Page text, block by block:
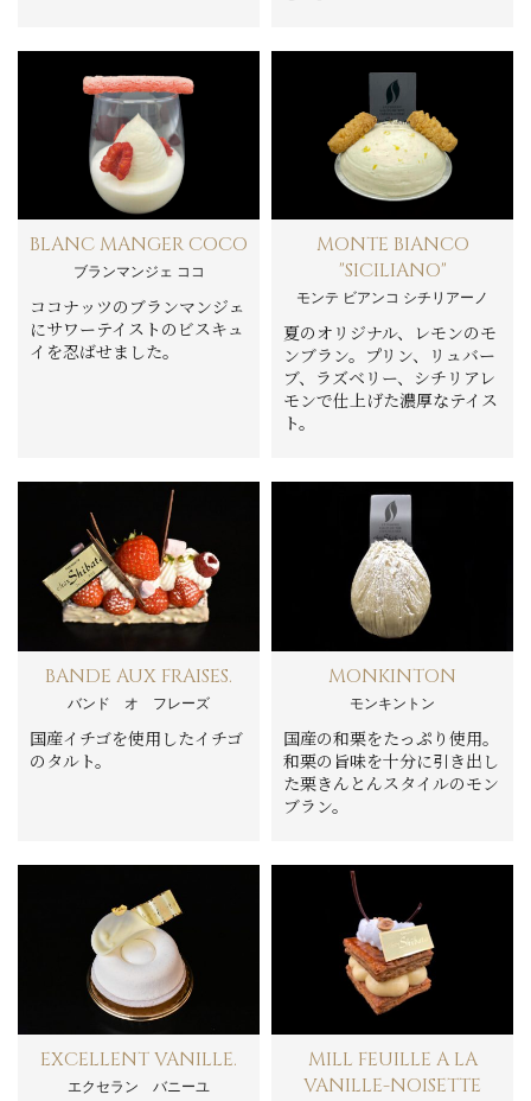
BLANC MANGER COCO
ブランマンジェ ココ
ココナッツのブランマンジェ
にサワーテイストのビスキュ
イを忍ばせました。
MONTE BIANCO
"SICILIANO"
モンテ ビアンコ シチリアーノ
夏のオリジナル、レモンのモ
ンブラン。プリン、リュバー
ブ、ラズベリー、シチリアレ
モンで仕上げた濃厚なテイス
ト。
BANDE AUX FRAISES.
バンド オ フレーズ
国産イチゴを使用したイチゴ
のタルト。
MONKINTON
モンキントン
国産の和栗をたっぷり使用。
和栗の旨味を十分に引き出し
た栗きんとんスタイルのモン
ブラン。
EXCELLENT VANILLE.
エクセラン バニーユ
MILL FEUILLE A LA
VANILLE-NOISETTE